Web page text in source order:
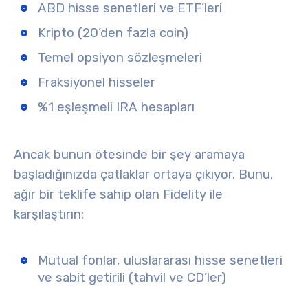
ABD hisse senetleri ve ETF’leri
Kripto (20’den fazla coin)
Temel opsiyon sözleşmeleri
Fraksiyonel hisseler
%1 eşleşmeli IRA hesapları
Ancak bunun ötesinde bir şey aramaya
başladığınızda çatlaklar ortaya çıkıyor. Bunu,
ağır bir teklife sahip olan Fidelity ile
karşılaştırın:
Mutual fonlar, uluslararası hisse senetleri
ve sabit getirili (tahvil ve CD’ler)